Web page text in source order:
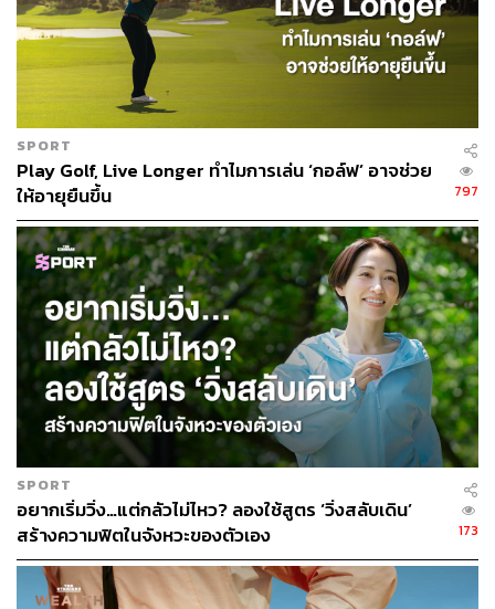
หากสังเกตจะเห็นว่าพื้นสนามทำจากหญ้าเทียม และตัวของ
สนามเองก็มีขนาดเพียง 1 ใน 3 ของสนาม Tennis ไม่ต้องวิ่ง
ไกลให้ลมจับ
ในส่วนของอุปกรณ์ที่ใช้เล่น Padel Tennis จะมีไม้แร็กเก็ตที่
ขนาดเล็กกว่าไม้ Tennis และมีรูปร่างที่ต่างกัน ส่วนลูกจะ
มีหน้าตาเหมือนลูกเทนนิส แต่นุ่มและมีแรงกดที่น้อยกว่า
SPORT
Play Golf, Live Longer ทำไมการเล่น ‘กอล์ฟ’ อาจช่วย
ให้อายุยืนขึ้น
797
SPORT
อยากเริ่มวิ่ง…แต่กลัวไม่ไหว? ลองใช้สูตร ‘วิ่งสลับเดิน’
สร้างความฟิตในจังหวะของตัวเอง
173